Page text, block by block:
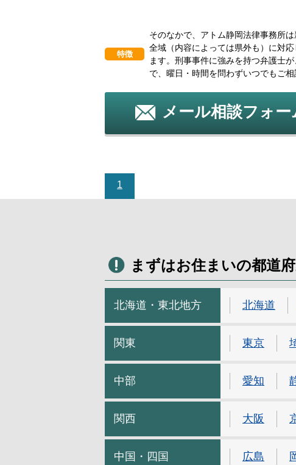
特徴
そのなかで、アトム静岡法律事務所
全域（内容によっては県外も）に対
ます。刑事事件に強みを持つ弁護士
で、曜日・時間を問わずいつでもご相
メール相談フォ
1
まずはお住まいの都道
北海道・東北地方 北海道
関東 東京
中部 愛知
関西 大阪
中国・四国 広島